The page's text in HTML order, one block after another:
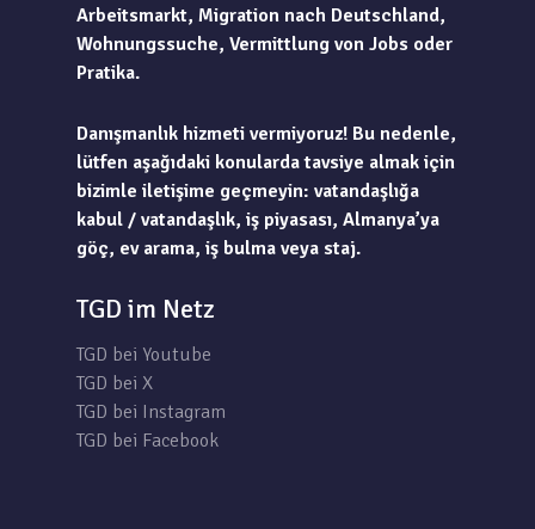
Arbeitsmarkt, Migration nach Deutschland,
Wohnungssuche, Vermittlung von Jobs oder
Pratika.
Danışmanlık hizmeti vermiyoruz! Bu nedenle,
lütfen aşağıdaki konularda tavsiye almak için
bizimle iletişime geçmeyin: vatandaşlığa
kabul / vatandaşlık, iş piyasası, Almanya’ya
göç, ev arama, iş bulma veya staj.
TGD im Netz
TGD bei Youtube
TGD bei X
TGD bei Instagram
TGD bei Facebook